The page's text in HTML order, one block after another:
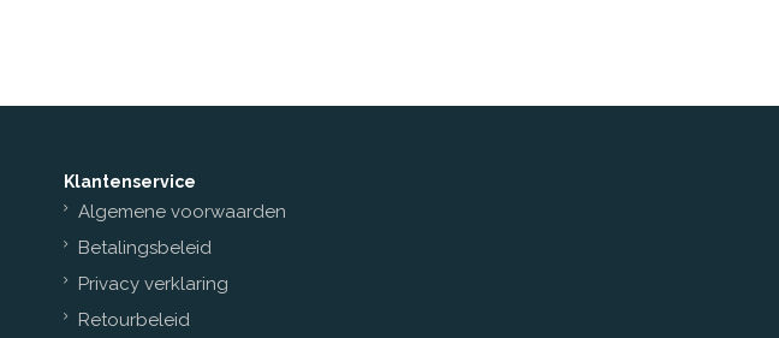
Klantenservice
Algemene voorwaarden
Betalingsbeleid
Privacy verklaring
Retourbeleid